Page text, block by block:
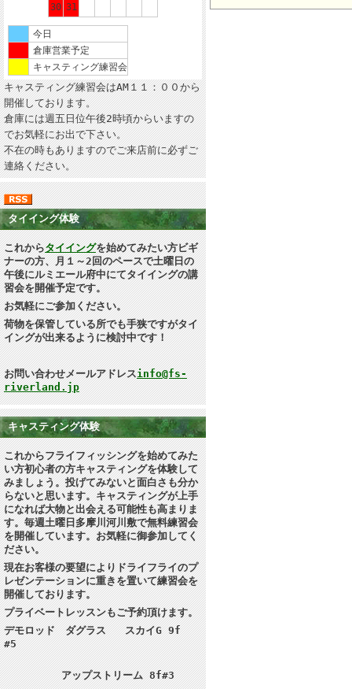
30 31
今日
倉庫営業予定
キャスティング練習会
キャスティング練習会はAM１１：００から
開催しております。
倉庫には週五日位午後2時頃からいますの
でお気軽にお出で下さい。
不在の時もありますのでご来店前に必ずご
連絡ください。
タイイング体験
これからタイイングを始めてみたい方ビギ
ナーの方、月１～2回のペースで土曜日の
午後にルミエール府中にてタイイングの講
習会を開催予定です。
お気軽にご参加ください。
荷物を保管している所でも手狭ですがタイ
イングが出来るように検討中です！
お問い合わせメールアドレスinfo@fs-
riverland.jp
キャスティング体験
これからフライフィッシングを始めてみた
い方初心者の方キャスティングを体験して
みましょう。投げてみないと面白さも分か
らないと思います。キャスティングが上手
になれば大物と出会える可能性も高まりま
す。毎週土曜日多摩川河川敷で無料練習会
を開催しています。お気軽に御参加してく
ださい。
現在お客様の要望によりドライフライのプ
レゼンテーションに重きを置いて練習会を
開催しております。
プライベートレッスンもご予約頂けます。
デモロッド ダグラス スカイG 9f
#5
アップストリーム 8f#3